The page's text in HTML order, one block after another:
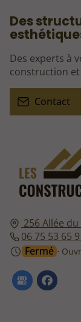
256 Allée
06 75 53 65
Fermé ⋅
Des
Des experts à
construction
Contact